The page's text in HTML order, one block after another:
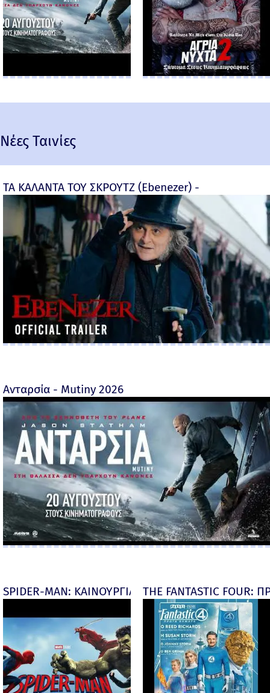
Νέες Ταινίες
ΤΑ ΚΑΛΑΝΤΑ ΤΟΥ ΣΚΡΟΥΤΖ (Ebenezer) -
Ανταρσία - Mutiny 2026
SPIDER-MAN: ΚΑΙΝΟΥΡΓΙΑ ΜΕΡΑ (Spider-Man:
THE FANTASTIC